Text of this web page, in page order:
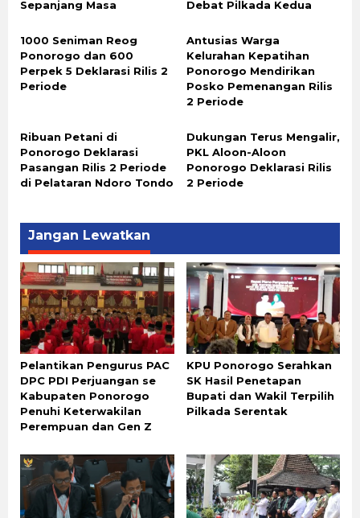
Sepanjang Masa Debat Pilkada Kedua
1000 Seniman Reog
Ponorogo dan 600
Perpek 5 Deklarasi Rilis 2
Periode
Antusias Warga
Kelurahan Kepatihan
Ponorogo Mendirikan
Posko Pemenangan Rilis
2 Periode
Ribuan Petani di
Ponorogo Deklarasi
Pasangan Rilis 2 Periode
di Pelataran Ndoro Tondo
Dukungan Terus Mengalir,
PKL Aloon-Aloon
Ponorogo Deklarasi Rilis
2 Periode
Jangan Lewatkan
Pelantikan Pengurus PAC
DPC PDI Perjuangan se
Kabupaten Ponorogo
Penuhi Keterwakilan
Perempuan dan Gen Z
KPU Ponorogo Serahkan
SK Hasil Penetapan
Bupati dan Wakil Terpilih
Pilkada Serentak